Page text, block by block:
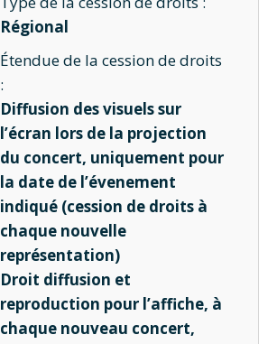
Régional
Étendue de la cession de droits
:
Diffusion des visuels sur
l’écran lors de la projection
du concert, uniquement pour
la date de l’évenement
indiqué (cession de droits à
chaque nouvelle
représentation)
Droit diffusion et
reproduction pour l’affiche, à
chaque nouveau concert,